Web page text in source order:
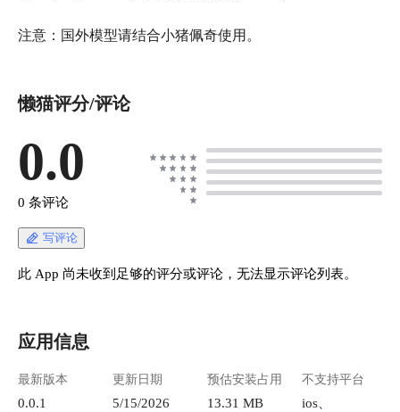
注意：国外模型请结合小猪佩奇使用。
懒猫评分/评论
0.0
0 条评论
写评论
此 App 尚未收到足够的评分或评论，无法显示评论列表。
应用信息
最新版本
0.0.1
更新日期
5/15/2026
预估安装占用
13.31 MB
不支持平台
ios、